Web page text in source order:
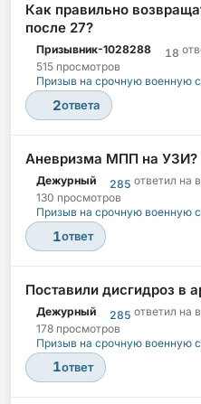
Как правильно
после 27?
Призывник-1028288 18
515 просмотров
Призыв на срочную военную
2ответа
Аневризма МПП на УЗИ?
Дежурный 285 ответил на
130 просмотров
Призыв на срочную военную
1ответ
Поставили дисгидроз в
Дежурный 285 ответил на
178 просмотров
Призыв на срочную военную
1ответ